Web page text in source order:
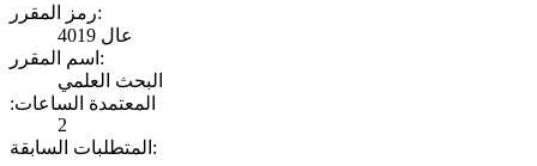
رمز المقرر:
عال 4019
اسم المقرر:
البحث العلمي
:المعتمدة الساعات
2
المتطلبات السابقة: